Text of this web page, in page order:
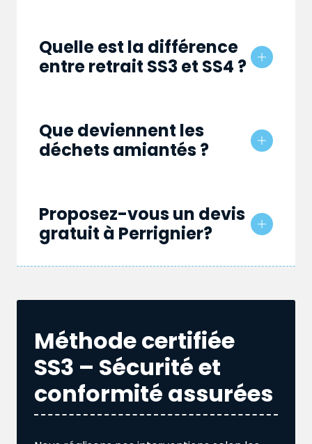
Quelle est la différence
entre retrait SS3 et SS4 ?
Que deviennent les
déchets amiantés ?
Proposez-vous un devis
gratuit à Perrignier?
Méthode certifiée
SS3 – Sécurité et
conformité assurées